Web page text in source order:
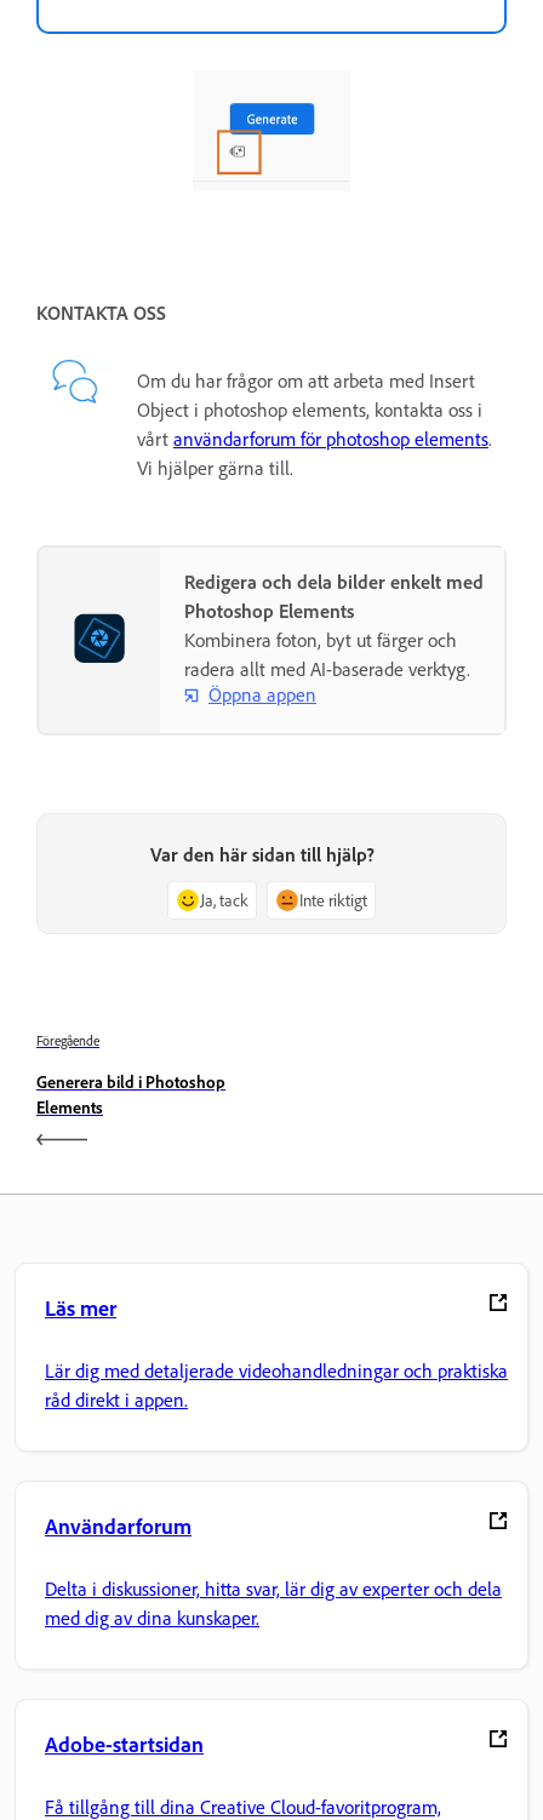
KONTAKTA OSS
Om du har frågor om att arbeta med Insert
Object i photoshop elements, kontakta oss i
vårt användarforum för photoshop elements.
Vi hjälper gärna till.
Redigera och dela bilder enkelt med
Photoshop Elements
Kombinera foton, byt ut färger och
radera allt med AI-baserade verktyg.
Öppna appen
Var den här sidan till hjälp?
Ja, tack Inte riktigt
Föregående
Generera bild i Photoshop
Elements
Läs mer
Lär dig med detaljerade videohandledningar och praktiska
råd direkt i appen.
Användarforum
Delta i diskussioner, hitta svar, lär dig av experter och dela
med dig av dina kunskaper.
Adobe-startsidan
Få tillgång till dina Creative Cloud-favoritprogram,